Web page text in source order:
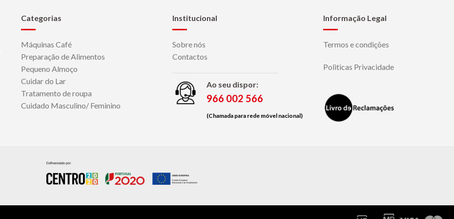
Categorias
Máquinas Café
Preparação de Alimentos
Pequeno Almoço
Cuidar do Lar
Tratamento de roupa
Cuidado Masculino/ Feminino
Institucional
Sobre nós
Contactos
Ao seu dispor:
966 002 566
(Chamada para rede móvel nacional)
Informação Legal
Termos e condições
Politicas Privacidade